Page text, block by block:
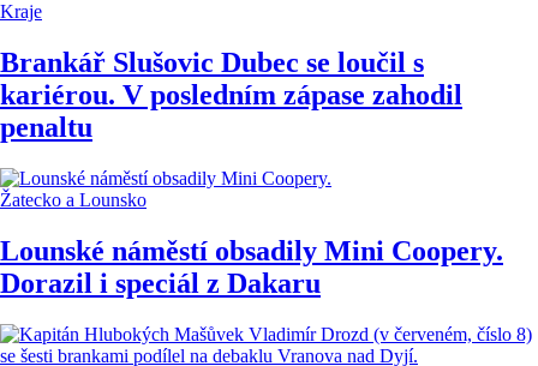
Kraje
Brankář Slušovic Dubec se loučil s
kariérou. V posledním zápase zahodil
penaltu
Žatecko a Lounsko
Lounské náměstí obsadily Mini Coopery.
Dorazil i speciál z Dakaru